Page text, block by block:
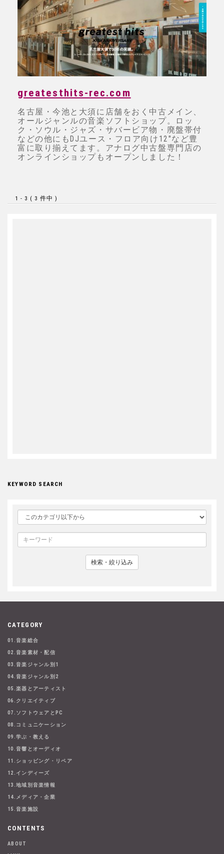
greatesthits-rec.com
名古屋・今池と大須に店舗をおく中古メイン、
オールジャンルの音楽ソフトショップ。ロッ
ク・ソウル・ジャズ・サバービア物・廃盤帯付
などの他にもDJユース・フロア向け12"など豊
富に取り揃えてます。アナログ中古盤専門店の
オンラインショップもオープンしました！
1 - 3 ( 3 件中 )
KEYWORD SEARCH
検索・絞り込み
CATEGORY
01.音楽総合
02.音楽素材・配信
03.音楽ジャンル別1
04.音楽ジャンル別2
05.楽器とアーティスト
06.クリエイティブ
07.ソフトウェアとPC
08.コミュニケーション
09.学ぶ・教える
10.音響とオーディオ
11.ショッピング・リペア
12.インディーズ
13.地域別音楽情報
14.メディア・企業
15.音楽施設
CONTENTS
ABOUT